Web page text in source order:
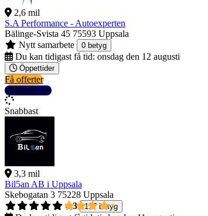
2,6 mil
S.A Performance - Autoexperten
Bälinge-Svista 45 75593 Uppsala
Nytt samarbete
0 betyg
Du kan tidigast få tid: onsdag den 12 augusti
Öppettider
Få offerter
Detaljer
Snabbast
3,3 mil
Bil5an AB i Uppsala
Skebogatan 3 75228 Uppsala
4,3
117 betyg